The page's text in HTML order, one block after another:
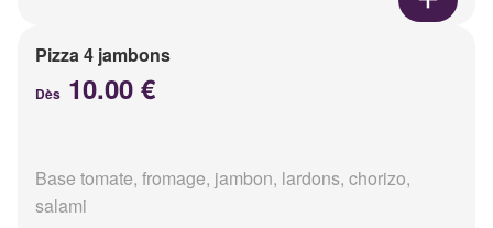
Pizza 4 jambons
Dès 10.00 €
Base tomate, fromage, jambon, lardons, chorizo,
salami